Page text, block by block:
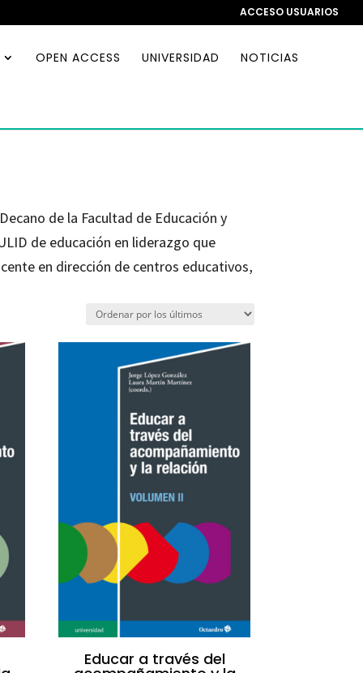
ACCESO USUARIOS
OPEN ACCESS UNIVERSIDAD NOTICIAS
de la Facultad de Educación y
de educación en liderazgo que
en dirección de centros educativos,
Educar a través del